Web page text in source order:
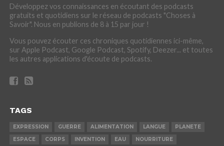
Développez vos connaissances en écoutant des podcasts
gratuits et quotidiens sur le réseau de podcasts "Choses à
Savoir". Nous en publions de 8 à 15 par jour !
Vous pouvez écouter ces chroniques quotidiennes ici-même,
sur Apple Podcast, Google Podcast, Spotify, Deezer... et toutes
les autres applications d'écoute de podcasts.
TAGS
EXPRESSION GUERRE ALIMENTATION LANGUE
PLANETE
ESPACE
CORPS INVENTION EAU NOURRITURE